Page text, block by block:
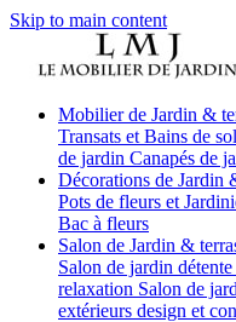
Skip to main content
Mobilier de Jardin &
Transats et Bains de
de jardin Canapés de
Décorations de Jardin
Pots de fleurs et
Bac à fleurs
Salon de Jardin &
Salon de jardin
relaxation Salon de
extérieurs design et